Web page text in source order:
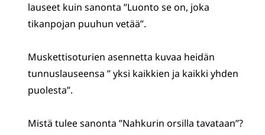
lauseet kuin sanonta ”Luonto se on, joka
tikanpojan puuhun vetää”.
Muskettisoturien asennetta kuvaa heidän
tunnuslauseensa ” yksi kaikkien ja kaikki yhden
puolesta”.
Mistä tulee sanonta ”Nahkurin orsilla tavataan”?